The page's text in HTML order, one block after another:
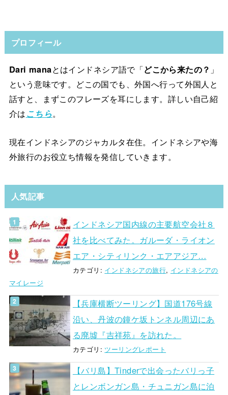
プロフィール
Dari manaとはインドネシア語で「どこから来たの？ 」
という意味です。どこの国でも、外国へ行って外国人と
話すと、まずこのフレーズを耳にします。詳しい自己紹
介はこちら。
現在インドネシアのジャカルタ在住。インドネシアや海
外旅行のお役立ち情報を発信していきます。
人気記事
インドネシア国内線の主要航空会社８
社を比べてみた。ガルーダ・ライオン
エア・シティリンク・エアアジア…
カテゴリ: インドネシアの旅行, インドネシアの
マイレージ
【兵庫横断ツーリング】国道176号線
沿い、丹波の鐘ケ坂トンネル周辺にあ
る廃墟『吉祥苑』を訪れた。
カテゴリ: ツーリングレポート
【バリ島】Tinderで出会ったバリっ子
とレンボンガン島・チュニガン島に泊